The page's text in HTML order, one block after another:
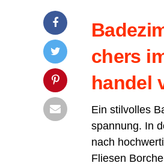
chers
han­del
Ein stil­vol­les
span­nung. In
nach
Flie­sen